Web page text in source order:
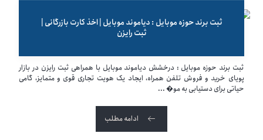
ثبت برند حوزه موبایل : دیاموند موبایل | اخذ کارت بازرگانی |
ثبت رایزن
ثبت برند حوزه موبایل : درخشش دیاموند موبایل با همراهی ثبت رایزن در بازار
پویای خرید و فروش تلفن همراه، ایجاد یک هویت تجاری قوی و متمایز، گامی
حیاتی برای دستیابی به مو� ...
ادامه مطلب